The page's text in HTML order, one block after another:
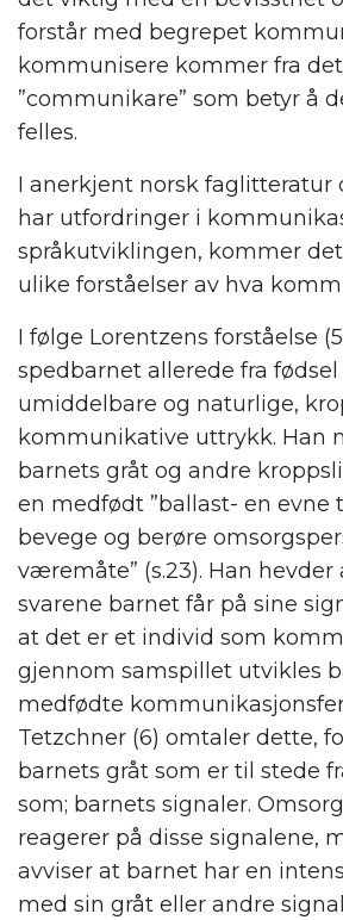
forstår med begrepet
kommunisere kommer fra
”communikare” som betyr å
felles.
I anerkjent norsk faglitteratur
har utfordringer i
språkutviklingen, kommer
ulike forståelser av hva
I følge Lorentzens forståelse
spedbarnet allerede fra
umiddelbare og naturlige,
kommunikative uttrykk. Han
barnets gråt og andre
en medfødt ”ballast- en evne
bevege og berøre
væremåte” (s.23). Han
svarene barnet får på sine
at det er et individ som
gjennom samspillet utvikles
medfødte
Tetzchner (6) omtaler dette,
barnets gråt som er til stede
som; barnets signaler.
reagerer på disse signalene,
avviser at barnet har en
med sin gråt eller andre